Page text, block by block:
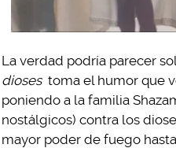
La verdad podría parecer
dioses toma el humor que
poniendo a la familia
nostálgicos) contra los
mayor poder de fuego